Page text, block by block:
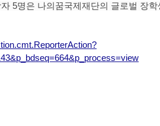
5명은 나의꿈국제재단의 글로벌 장